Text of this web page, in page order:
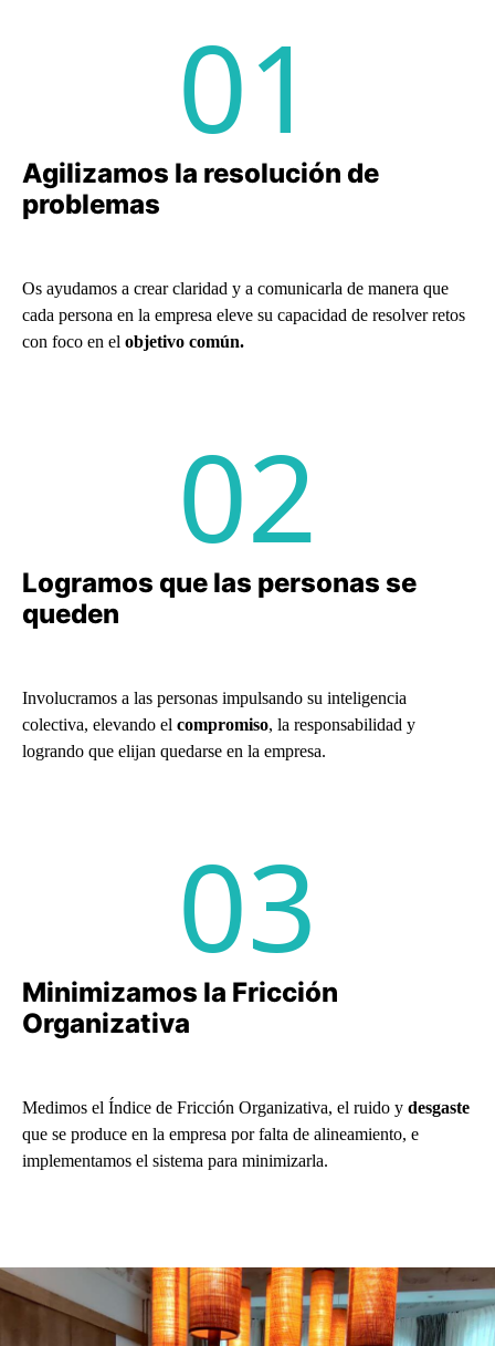
01
Agilizamos la resolución de
problemas
Os ayudamos a crear claridad y a comunicarla de manera que
cada persona en la empresa eleve su capacidad de resolver retos
con foco en el objetivo común.
02
Logramos que las personas se
queden
Involucramos a las personas impulsando su inteligencia
colectiva, elevando el compromiso, la responsabilidad y
logrando que elijan quedarse en la empresa.
03
Minimizamos la Fricción
Organizativa
Medimos el Índice de Fricción Organizativa, el ruido y desgaste
que se produce en la empresa por falta de alineamiento, e
implementamos el sistema para minimizarla.